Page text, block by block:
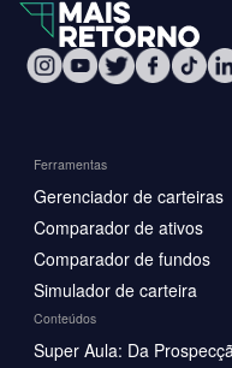
Ferramentas
Gerenciador de carteiras
Comparador de ativos
Comparador de fundos
Simulador de carteira
Conteúdos
Super Aula: Da